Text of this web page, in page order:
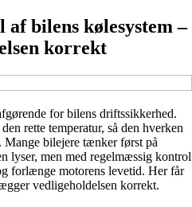
bilens kølesystem –
korrekt
for bilens driftssikkerhed.
rette temperatur, så den hverken
bilejere tænker først på
lyser, men med regelmæssig kontrol
forlænge motorens levetid. Her får
vedligeholdelsen korrekt.